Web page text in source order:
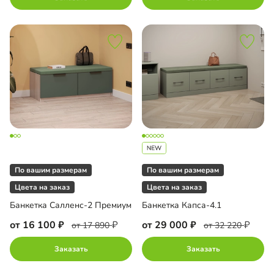
По вашим размерам
Цвета на заказ
Банкетка Салленс-2 Премиум
от 16 100 от 17 890
Заказать
По вашим размерам
Цвета на заказ
Банкетка Капса-4.1
от 29 000 от 32 220
Заказать